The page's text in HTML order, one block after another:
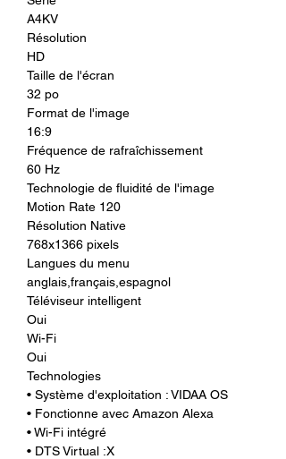
A4KV
Résolution
HD
Taille de l'écran
32 po
Format de l'image
16:9
Fréquence de rafraîchissement
60 Hz
Technologie de fluidité de l'image
Motion Rate 120
Résolution Native
768x1366 pixels
Langues du menu
anglais,français,espagnol
Téléviseur intelligent
Oui
Wi-Fi
Oui
Technologies
• Système d'exploitation : VIDAA OS
• Fonctionne avec Amazon Alexa
• Wi-Fi intégré
• DTS Virtual :X